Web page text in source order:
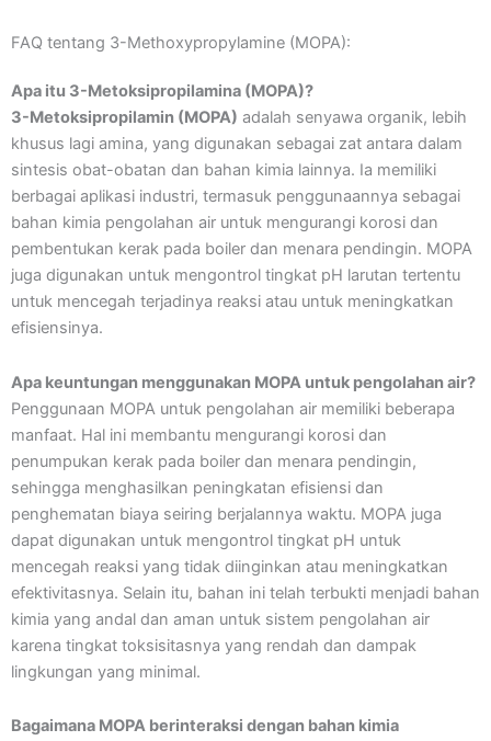
FAQ tentang 3-Methoxypropylamine (MOPA):
Apa itu 3-Metoksipropilamina (MOPA)?
3-Metoksipropilamin (MOPA) adalah senyawa organik, lebih
khusus lagi amina, yang digunakan sebagai zat antara dalam
sintesis obat-obatan dan bahan kimia lainnya. Ia memiliki
berbagai aplikasi industri, termasuk penggunaannya sebagai
bahan kimia pengolahan air untuk mengurangi korosi dan
pembentukan kerak pada boiler dan menara pendingin. MOPA
juga digunakan untuk mengontrol tingkat pH larutan tertentu
untuk mencegah terjadinya reaksi atau untuk meningkatkan
efisiensinya.
Apa keuntungan menggunakan MOPA untuk pengolahan air?
Penggunaan MOPA untuk pengolahan air memiliki beberapa
manfaat. Hal ini membantu mengurangi korosi dan
penumpukan kerak pada boiler dan menara pendingin,
sehingga menghasilkan peningkatan efisiensi dan
penghematan biaya seiring berjalannya waktu. MOPA juga
dapat digunakan untuk mengontrol tingkat pH untuk
mencegah reaksi yang tidak diinginkan atau meningkatkan
efektivitasnya. Selain itu, bahan ini telah terbukti menjadi bahan
kimia yang andal dan aman untuk sistem pengolahan air
karena tingkat toksisitasnya yang rendah dan dampak
lingkungan yang minimal.
Bagaimana MOPA berinteraksi dengan bahan kimia